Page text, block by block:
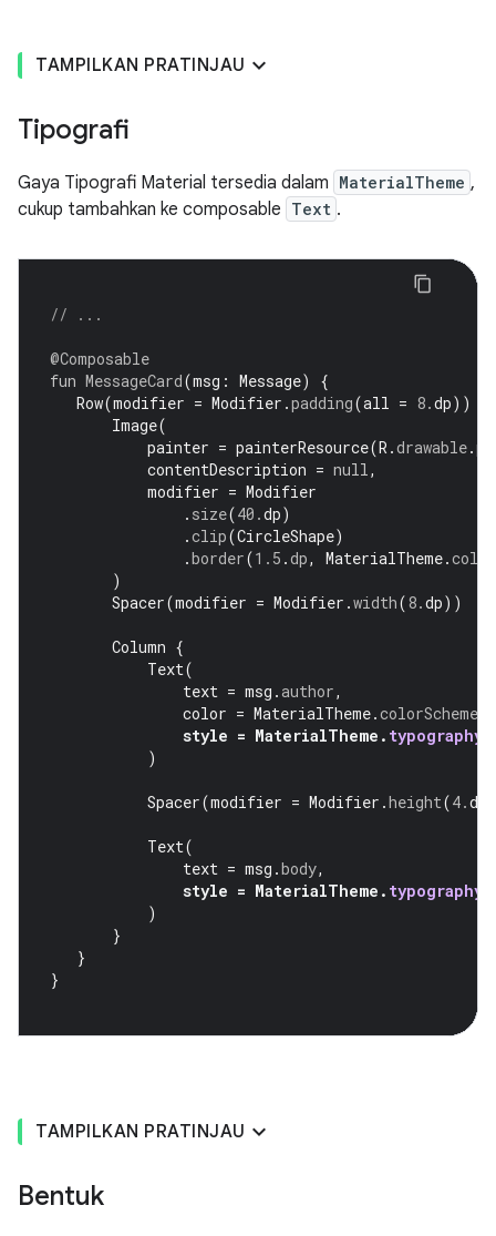
TAMPILKAN PRATINJAU
Tipografi
Gaya Tipografi Material tersedia dalam MaterialTheme ,
cukup tambahkan ke composable Text .
// ...
@Composable
fun MessageCard(msg : Message)
{
Row(modifier = Modifier .padding(all = 8.dp))
Image(
painter = painterResource(R .drawable.
contentDescription = null,
modifier = Modifier
. size(40.dp)
.clip(CircleShape)
.border(1.5 .dp, MaterialTheme.
)
Spacer(modifier = Modifier .width(8.dp))
Column {
Text(
text = msg .author,
color = MaterialTheme.colorScheme
style = MaterialTheme . typography
)
Spacer(modifier = Modifier .height(4.dp
Text(
text = msg .body,
style = MaterialTheme . typography
)
}
}
}
TAMPILKAN PRATINJAU
Bentuk